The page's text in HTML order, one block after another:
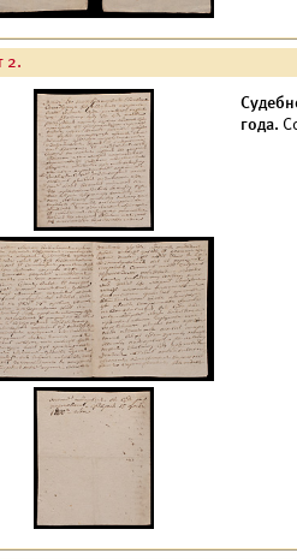
2.
года.